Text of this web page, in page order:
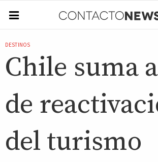
DESTINOS
Chile suma
de
del turismo